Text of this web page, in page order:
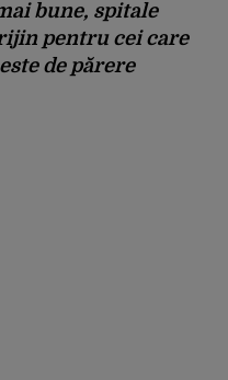
bune, spitale
pentru cei care
de părere